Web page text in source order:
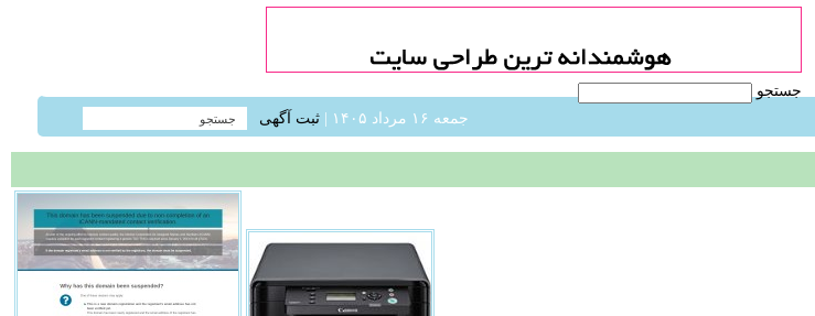
جمعه ۱۶ مرداد ۱۴۰۵ | ثبت آگهی
جستجو